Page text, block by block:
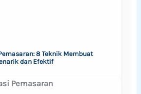
8 Teknik Membuat
dan Efektif